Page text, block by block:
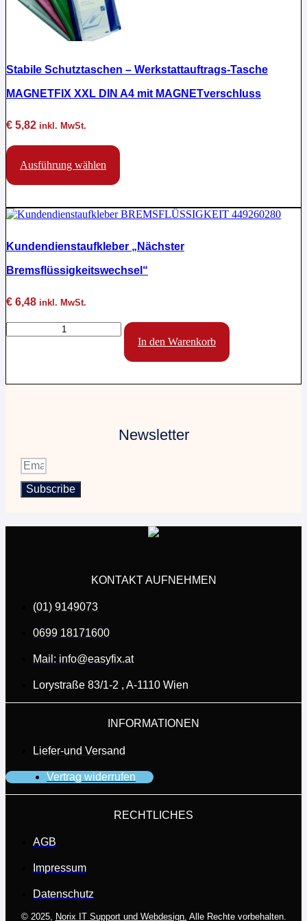
der
Produktseite
Stabile Schutztaschen – Werkstattauftrags-Tasche
MAGNETFIX XXL DIN A4 mit MAGNETverschluss
€ 5,82 inkl. MwSt.
Ausführung wählen
Dieses
weist
auf.
können
der
Kundendienstaufkleber „Nächster
Bremsflüssigkeitswechsel“
€ 6,48 inkl. MwSt.
Kundendienstaufkleber
"Nächster
In den Warenkorb
Newsletter
Subscribe
KONTAKT AUFNEHMEN
(01) 9149073
0699 18171600
Mail: info@easyfix.at
Lorystraße 83/1-2 , A-1110 Wien
INFORMATIONEN
Liefer-und Versand
Vertrag widerrufen
RECHTLICHES
AGB
Impressum
Datenschutz
© 2025, Norix IT Support und Webdesign. Alle Rechte vorbehalten.